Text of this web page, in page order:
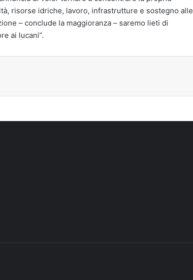
risorse idriche, lavoro, infrastrutture e sostegno alle
– conclude la maggioranza – saremo lieti di
ai lucani”.